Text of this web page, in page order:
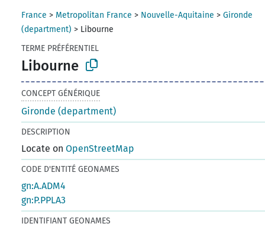
France > Metropolitan France > Nouvelle-Aquitaine >Gironde
(department) > Libourne
TERME PRÉFÉRENTIEL
Libourne
CONCEPT GÉNÉRIQUE
Gironde (department)
DESCRIPTION
Locate onOpenStreetMap
CODE D'ENTITÉ GEONAMES
gn:A.ADM4
gn:P.PPLA3
IDENTIFIANT GEONAMES